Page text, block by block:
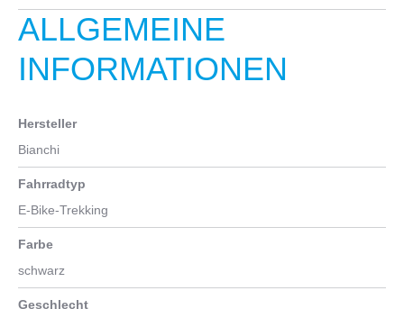
ALLGEMEINE
INFORMATIONEN
Hersteller
Bianchi
Fahrradtyp
E-Bike-Trekking
Farbe
schwarz
Geschlecht